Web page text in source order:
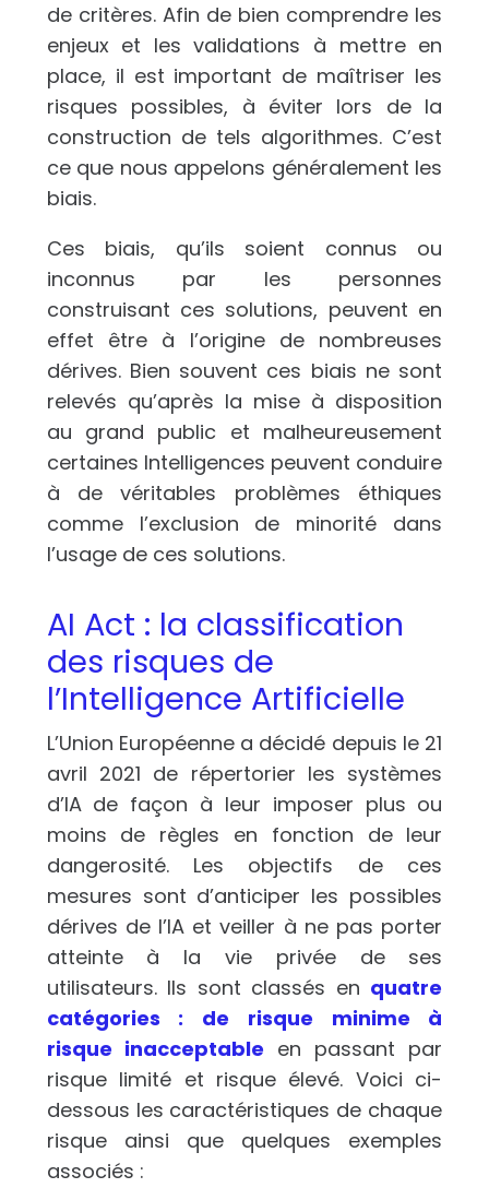
de critères. Afin de bien comprendre les
enjeux et les validations à mettre en
place, il est important de maîtriser les
risques possibles, à éviter lors de la
construction de tels algorithmes. C’est
ce que nous appelons généralement les
biais.
Ces biais, qu’ils soient connus ou
inconnus par les personnes
construisant ces solutions, peuvent en
effet être à l’origine de nombreuses
dérives. Bien souvent ces biais ne sont
relevés qu’après la mise à disposition
au grand public et malheureusement
certaines Intelligences peuvent conduire
à de véritables problèmes éthiques
comme l’exclusion de minorité dans
l’usage de ces solutions.
AI Act : la classification
des risques de
l’Intelligence Artificielle
L’Union Européenne a décidé depuis le 21
avril 2021 de répertorier les systèmes
d’IA de façon à leur imposer plus ou
moins de règles en fonction de leur
dangerosité. Les objectifs de ces
mesures sont d’anticiper les possibles
dérives de l’IA et veiller à ne pas porter
atteinte à la vie privée de ses
utilisateurs. Ils sont classés en quatre
catégories : de risque minime à
risque inacceptable en passant par
risque limité et risque élevé. Voici ci-
dessous les caractéristiques de chaque
risque ainsi que quelques exemples
associés :